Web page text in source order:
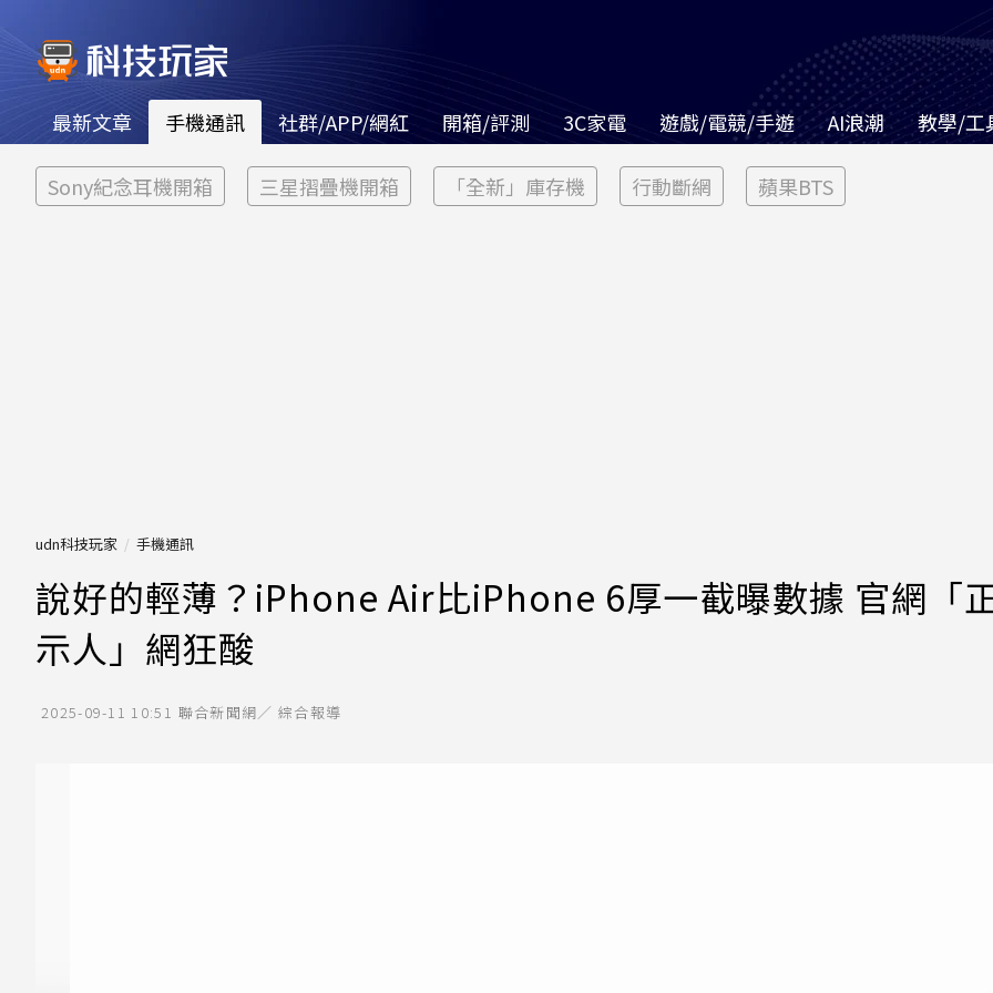
最新文章 手機通訊 社群/APP/網紅 開箱/評測 3C家電 遊戲/電競/手遊 AI浪潮 教學/工
Sony紀念耳機開箱 三星摺疊機開箱 「全新」庫存機 行動斷網 蘋果BTS
udn科技玩家 手機通訊
說好的輕薄？iPhone Air比iPhone 6厚一截曝數據 官網「
示人」網狂酸
2025-09-11 10:51 聯合新聞網／ 綜合報導